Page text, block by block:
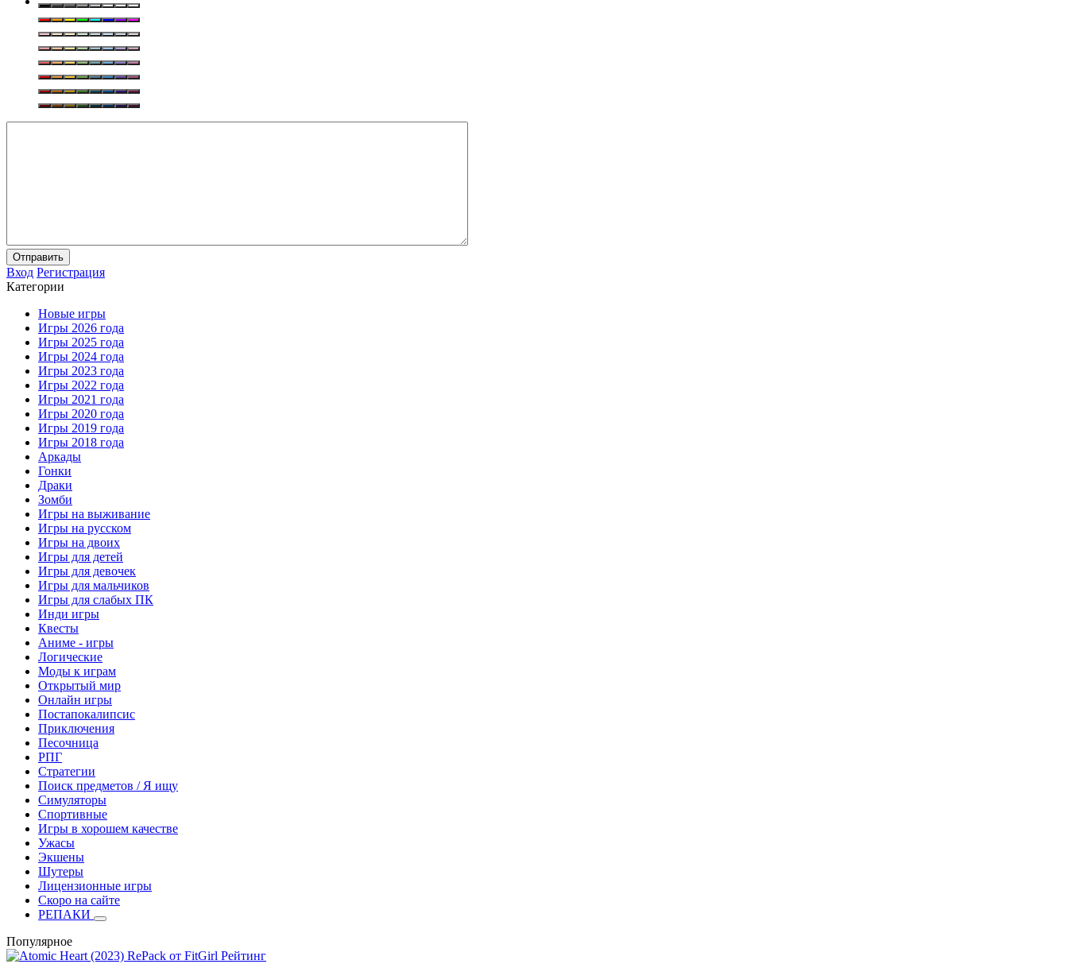
Отправить
Вход Регистрация
Категории
Новые игры
Игры 2026 года
Игры 2025 года
Игры 2024 года
Игры 2023 года
Игры 2022 года
Игры 2021 года
Игры 2020 года
Игры 2019 года
Игры 2018 года
Аркады
Гонки
Драки
Зомби
Игры на выживание
Игры на русском
Игры на двоих
Игры для детей
Игры для девочек
Игры для мальчиков
Игры для слабых ПК
Инди игры
Квесты
Аниме - игры
Логические
Моды к играм
Открытый мир
Онлайн игры
Постапокалипсис
Приключения
Песочница
РПГ
Стратегии
Поиск предметов / Я ищу
Симуляторы
Спортивные
Игры в хорошем качестве
Ужасы
Экшены
Шутеры
Лицензионные игры
Скоро на сайте
РЕПАКИ
Популярное
Рейтинг